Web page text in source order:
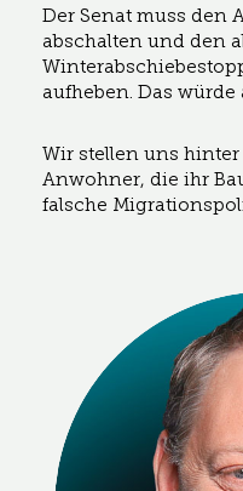
Der Senat muss den
abschalten und den
aufheben. Das würde
Wir stellen uns
Anwohner, die ihr
falsche